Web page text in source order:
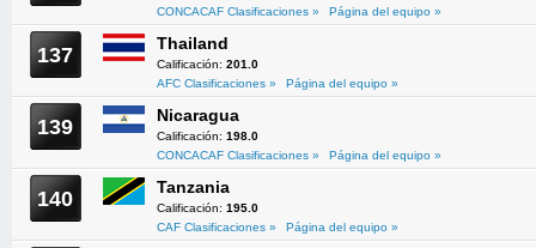
CONCACAF Clasificaciones »
Página del equipo »
137 Thailand
Calificación: 201.0
AFC Clasificaciones »
Página del equipo »
139 Nicaragua
Calificación: 198.0
CONCACAF Clasificaciones »
Página del equipo »
140 Tanzania
Calificación: 195.0
CAF Clasificaciones »
Página del equipo »